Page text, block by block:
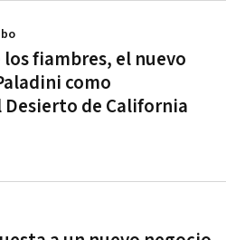
fiambres, el nuevo
como
de California